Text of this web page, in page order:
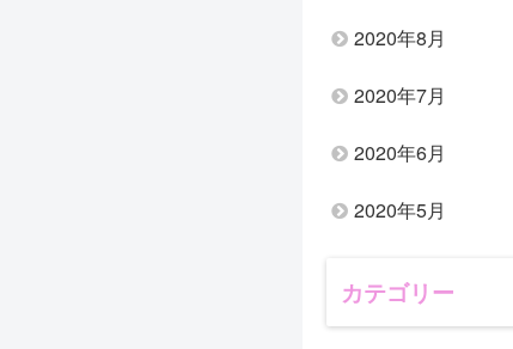
2020年8月
2020年7月
2020年6月
2020年5月
カテゴリー